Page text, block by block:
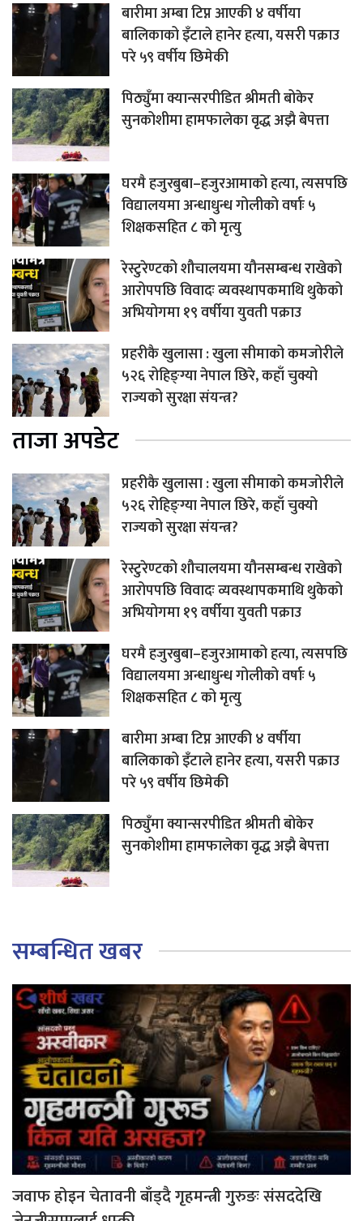
बारीमा अम्बा टिप्न आएकी ४ वर्षीया
बालिकाको इँटाले हानेर हत्या, यसरी पक्राउ
परे ५९ वर्षीय छिमेकी
पिठ्युँमा क्यान्सरपीडित श्रीमती बोकेर
सुनकोशीमा हामफालेका वृद्ध अझै बेपत्ता
घरमै हजुरबुबा–हजुरआमाको हत्या, त्यसपछि
विद्यालयमा अन्धाधुन्ध गोलीको वर्षाः ५
शिक्षकसहित ८ को मृत्यु
रेस्टुरेण्टको शौचालयमा यौनसम्बन्ध राखेको
आरोपपछि विवादः व्यवस्थापकमाथि थुकेको
अभियोगमा १९ वर्षीया युवती पक्राउ
प्रहरीकै खुलासा : खुला सीमाको कमजोरीले
५२६ रोहिङ्ग्या नेपाल छिरे, कहाँ चुक्यो
राज्यको सुरक्षा संयन्त्र?
ताजा अपडेट
प्रहरीकै खुलासा : खुला सीमाको कमजोरीले
५२६ रोहिङ्ग्या नेपाल छिरे, कहाँ चुक्यो
राज्यको सुरक्षा संयन्त्र?
रेस्टुरेण्टको शौचालयमा यौनसम्बन्ध राखेको
आरोपपछि विवादः व्यवस्थापकमाथि थुकेको
अभियोगमा १९ वर्षीया युवती पक्राउ
घरमै हजुरबुबा–हजुरआमाको हत्या, त्यसपछि
विद्यालयमा अन्धाधुन्ध गोलीको वर्षाः ५
शिक्षकसहित ८ को मृत्यु
बारीमा अम्बा टिप्न आएकी ४ वर्षीया
बालिकाको इँटाले हानेर हत्या, यसरी पक्राउ
परे ५९ वर्षीय छिमेकी
पिठ्युँमा क्यान्सरपीडित श्रीमती बोकेर
सुनकोशीमा हामफालेका वृद्ध अझै बेपत्ता
सम्बन्धित खबर
जवाफ होइन चेतावनी बाँड्दै गृहमन्त्री गुरुङः संसददेखि